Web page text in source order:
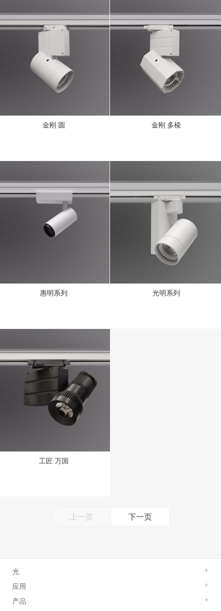
金刚 圆 金刚 多棱
惠明系列 光明系列
工匠 万国
上一页 下一页
光 +
应用 +
产品 +